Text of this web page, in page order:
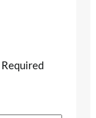
Required